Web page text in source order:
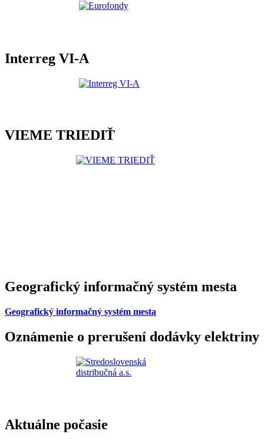
Interreg VI-A
VIEME TRIEDIŤ
Geografický informačný systém mesta
Geografický informačný systém mesta
Oznámenie o prerušení dodávky elektriny
Aktuálne počasie